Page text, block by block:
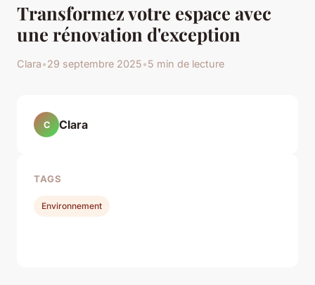
Transformez votre espace avec
une rénovation d'exception
Clara•29 septembre 2025•5 min de lecture
C Clara
TAGS
Environnement